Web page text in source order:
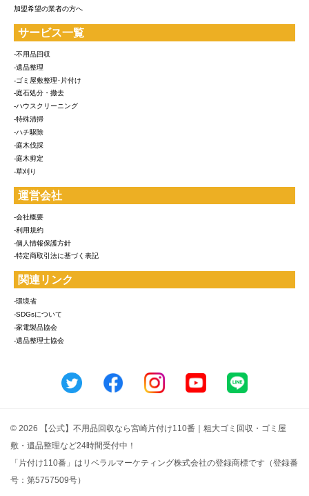
加盟希望の業者の方へ
サービス一覧
-不用品回収
-遺品整理
-ゴミ屋敷整理･片付け
-庭石処分・撤去
-ハウスクリーニング
-特殊清掃
-ハチ駆除
-庭木伐採
-庭木剪定
-草刈り
運営会社
-会社概要
-利用規約
-個人情報保護方針
-特定商取引法に基づく表記
関連リンク
-環境省
-SDGsについて
-家電製品協会
-遺品整理士協会
© 2026 【公式】不用品回収なら宮崎片付け110番｜粗大ゴミ回収・ゴミ屋
敷・遺品整理など24時間受付中！
「片付け110番」はリベラルマーケティング株式会社の登録商標です（登録番
号：第5757509号）